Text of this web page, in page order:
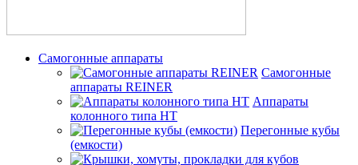
Самогонные аппараты
Самогонные
аппараты REINER
Аппараты
колонного типа НТ
Перегонные кубы
(емкости)